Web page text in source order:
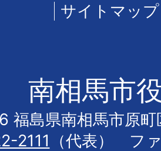
サイトマップ
南相馬市
福島県南相馬市原町
2111
（代表） フ